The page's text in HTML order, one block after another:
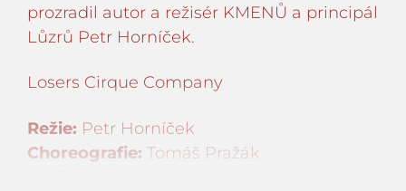
prozradil autor a režisér KMENŮ a principál
Lůzrů Petr Horníček.
Losers Cirque Company
Režie: Petr Horníček
Choreografie: Tomáš Pražák